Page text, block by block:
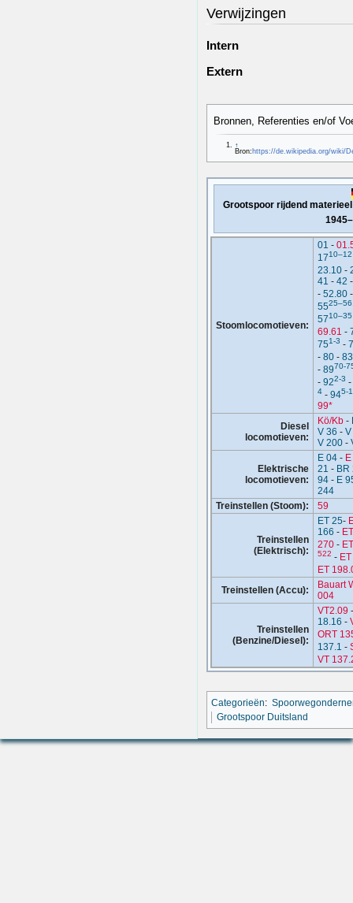
Verwijzingen
Intern
Extern
Bronnen, Referenties en/of
↑
Bron: https://de.wikipedia.org/wiki/
Grootspoor rijdend
Stoomlocomotieven:
01 -
1710–12
23.10-
41 - 42
- 52.80
55
5710–35
69.61 -
751-3 -
- 80-
- 8970-
- 922-3 -
4- 945-
99*
Diesel
locomotieven:
Kö/Kb-
V 36 -
V 200-
Elektrische
locomotieven:
E 04-
21 - BR
94- E
244
Treinstellen (Stoom):
59
Treinstellen
(Elektrisch):
ET 25-
166 -
270-
522 -
ET
Treinstellen (Accu):
Bauart
004
Treinstellen
(Benzine/Diesel):
VT2.09
18.16 -
ORT
137.1 -
VT
Categorieën:
Grootspoor Duitsland